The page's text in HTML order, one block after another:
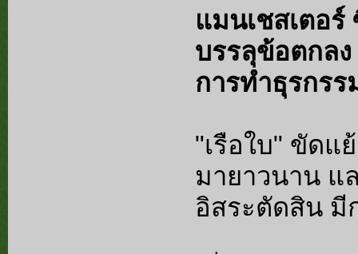
แมนเชสเตอ
บรรลุข้อตกล
การทำธุรกรร
"เรือใบ" ขัดแ
มายาวนาน
อิสระตัดสิน มี